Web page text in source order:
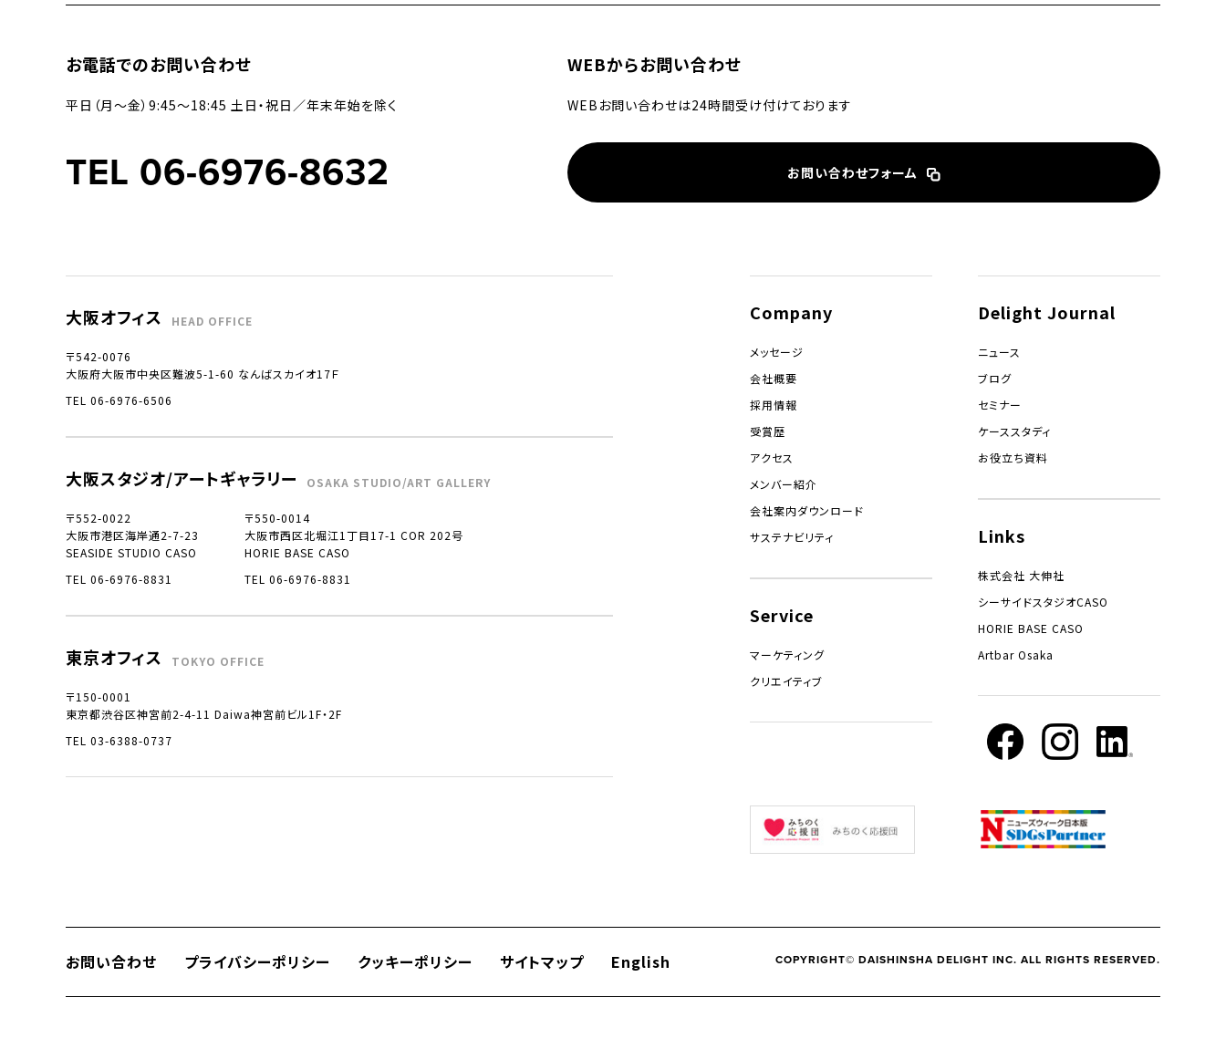
お電話でのお問い合わせ
平日（月〜金）9:45〜18:45 土日・祝日／年末年始を除く
TEL 06-6976-8632
WEBからお問い合わせ
WEBお問い合わせは24時間受け付けております
お問い合わせフォーム
大阪オフィス HEAD OFFICE
〒542-0076
大阪府大阪市中央区難波5-1-60 なんばスカイオ17Ｆ
TEL 06-6976-6506
大阪スタジオ/アートギャラリー OSAKA STUDIO/ART GALLERY
〒552-0022
大阪市港区海岸通2-7-23
SEASIDE STUDIO CASO
TEL 06-6976-8831
〒550-0014
大阪市西区北堀江1丁目17-1 COR 202号
HORIE BASE CASO
TEL 06-6976-8831
東京オフィス TOKYO OFFICE
〒150-0001
東京都渋谷区神宮前2-4-11 Daiwa神宮前ビル1F・2F
TEL 03-6388-0737
Company
メッセージ
会社概要
採用情報
受賞歴
アクセス
メンバー紹介
会社案内ダウンロード
サステナビリティ
Service
マーケティング
クリエイティブ
Delight Journal
ニュース
ブログ
セミナー
ケーススタディ
お役立ち資料
Links
株式会社 大伸社
シーサイドスタジオCASO
HORIE BASE CASO
Artbar Osaka
お問い合わせ プライバシーポリシー クッキーポリシー サイトマップ English COPYRIGHT© DAISHINSHA DELIGHT INC. ALL RIGHTS RESERVED.